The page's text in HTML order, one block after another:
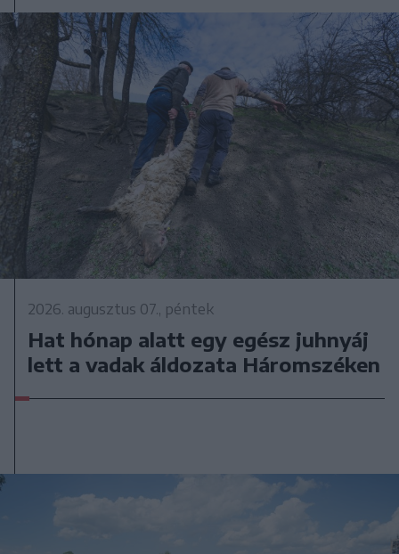
2026. augusztus 07., péntek
Hat hónap alatt egy egész juhnyáj
lett a vadak áldozata Háromszéken